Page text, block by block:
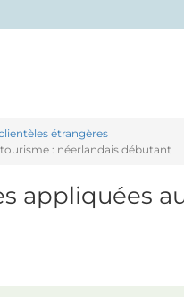
étrangères
: néerlandais débutant
appliquées